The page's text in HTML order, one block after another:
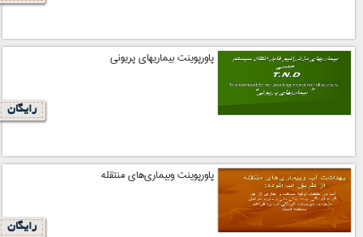
پاورپوینت بيماريهاي پريوني
رایگان
پاورپوینت وبيماري‌هاي منتقله
رایگان